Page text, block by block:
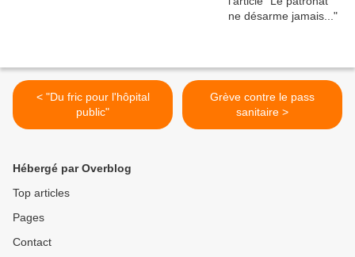
< "Du fric pour l'hôpital
public"
Grève contre le pass
sanitaire >
Hébergé par Overblog
Top articles
Pages
Contact